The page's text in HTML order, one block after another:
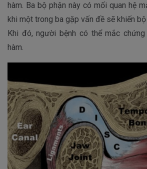
hàm. Ba bộ phận này có mối quan hệ
khi một trong ba gặp vấn đề sẽ khiến
Khi đó, người bệnh có thể mắc
hàm.